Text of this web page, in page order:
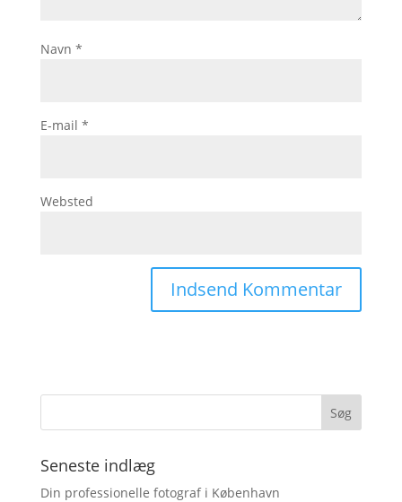
Navn *
E-mail *
Websted
Seneste indlæg
Din professionelle fotograf i København